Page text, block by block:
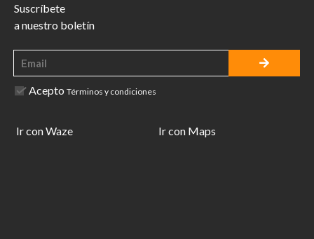
Suscríbete
a nuestro boletín
Acepto Términos y condiciones
Ir con Waze Ir con Maps